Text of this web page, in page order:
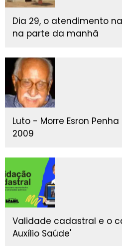
Dia 29, o atendimento
na parte da manhã
Luto - Morre Esron
2009
Validade cadastral e o
Auxílio Saúde'